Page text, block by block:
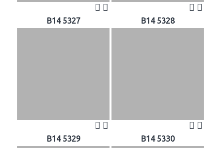
B14 5327 B14 5328
B14 5329 B14 5330